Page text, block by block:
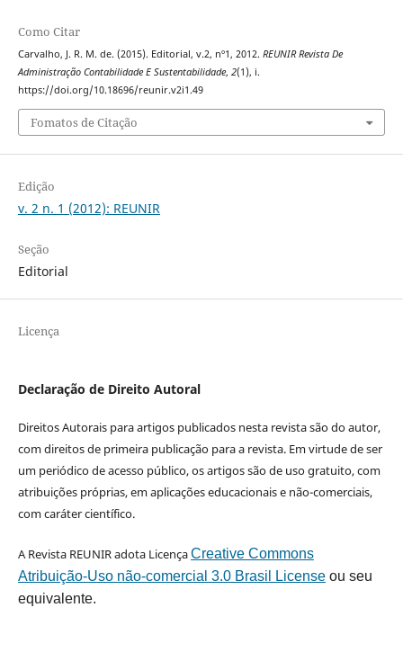
Como Citar
Carvalho, J. R. M. de. (2015). Editorial, v.2, nº1, 2012. REUNIR Revista De
Administração Contabilidade E Sustentabilidade, 2(1), i.
https://doi.org/10.18696/reunir.v2i1.49
Fomatos de Citação
Edição
v. 2 n. 1 (2012): REUNIR
Seção
Editorial
Licença
Declaração de Direito Autoral
Direitos Autorais para artigos publicados nesta revista são do autor,
com direitos de primeira publicação para a revista. Em virtude de ser
um periódico de acesso público, os artigos são de uso gratuito, com
atribuições próprias, em aplicações educacionais e não-comerciais,
com caráter científico.
A Revista REUNIR adota LicençaCreative Commons
Atribuição-Uso não-comercial 3.0 Brasil Licenseou seu
equivalente.